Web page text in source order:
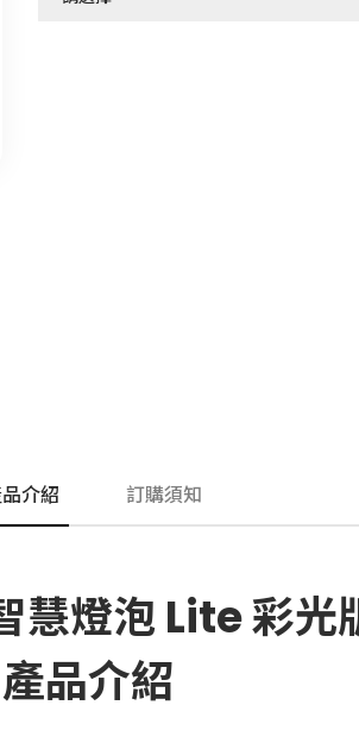
介紹 訂購須知
慧燈泡 Lite 彩光
產品介紹